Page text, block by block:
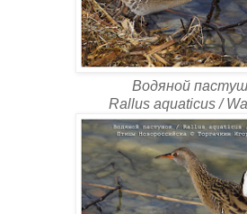
Водяной
Rallus aquaticus /